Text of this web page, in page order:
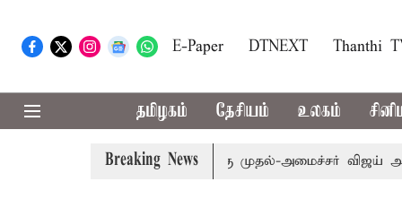
E-Paper DTNEXT Thanthi
தமிழகம் தேசியம் உலகம்
Breaking News
எம்.பி.க்கள் கூட்டத்துக்கு முதல்-அமைச்சர் விஜய் அழைப்பு